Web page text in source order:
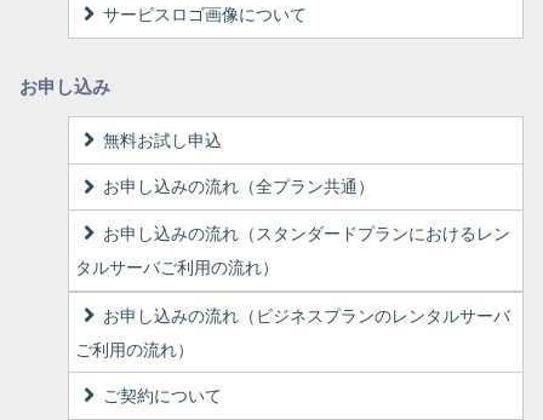
サービスロゴ画像について
お申し込み
無料お試し申込
お申し込みの流れ（全プラン共通）
お申し込みの流れ（スタンダードプランにおけるレン
タルサーバご利用の流れ）
お申し込みの流れ（ビジネスプランのレンタルサーバ
ご利用の流れ）
ご契約について